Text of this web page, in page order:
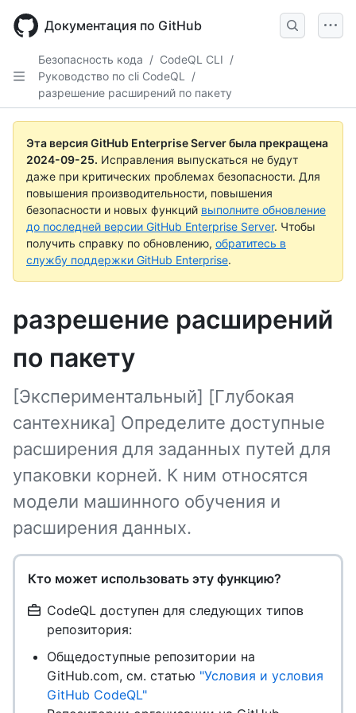
main
Документация по GitHub
Безопасность кода / CodeQL CLI /
Руководство по cli CodeQL
/
разрешение расширений по пакету
Эта версия GitHub Enterprise Server была прекращена
2024-09-25. Исправления выпускаться не будут
даже при критических проблемах безопасности. Для
повышения производительности, повышения
безопасности и новых функций выполните обновление
до последней версии GitHub Enterprise Server. Чтобы
получить справку по обновлению, обратитесь в
службу поддержки GitHub Enterprise.
разрешение расширений
по пакету
[Экспериментальный] [Глубокая
сантехника] Определите доступные
расширения для заданных путей для
упаковки корней. К ним относятся
модели машинного обучения и
расширения данных.
Кто может использовать эту функцию?
CodeQL доступен для следующих типов
репозитория:
Общедоступные репозитории на
GitHub.com, см. статью "Условия и условия
GitHub CodeQL"